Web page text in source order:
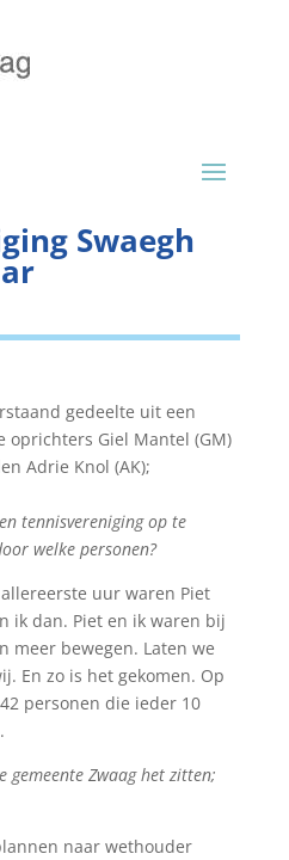
Swaegh
gedeelte uit een
oprichters Giel Mantel (GM)
Adrie Knol (AK);
tennisvereniging op te
welke personen?
uur waren Piet
ik dan. Piet en ik waren bij
meer bewegen. Laten we
En zo is het gekomen. Op
personen die ieder 10
gemeente Zwaag het zitten;
naar wethouder